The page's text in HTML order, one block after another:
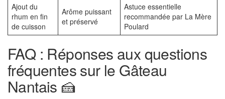
Ajout du
rhum en fin
de cuisson
Arôme puissant
et préservé
Astuce essentielle
recommandée par La Mère
Poulard
FAQ : Réponses aux questions
fréquentes sur le Gâteau
Nantais 🍰